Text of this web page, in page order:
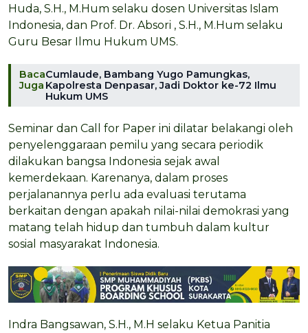
Huda, S.H., M.Hum selaku dosen Universitas Islam
Indonesia, dan Prof. Dr. Absori , S.H., M.Hum selaku
Guru Besar Ilmu Hukum UMS.
Baca
Juga
Cumlaude, Bambang Yugo Pamungkas,
Kapolresta Denpasar, Jadi Doktor ke-72 Ilmu
Hukum UMS
Seminar dan Call for Paper ini dilatar belakangi oleh
penyelenggaraan pemilu yang secara periodik
dilakukan bangsa Indonesia sejak awal
kemerdekaan. Karenanya, dalam proses
perjalanannya perlu ada evaluasi terutama
berkaitan dengan apakah nilai-nilai demokrasi yang
matang telah hidup dan tumbuh dalam kultur
sosial masyarakat Indonesia.
Indra Bangsawan, S.H., M.H selaku Ketua Panitia